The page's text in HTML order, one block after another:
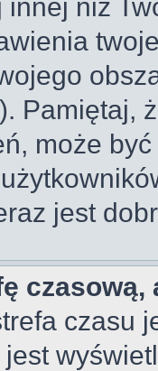
niż
Pamiętaj,
może
jest
czasu